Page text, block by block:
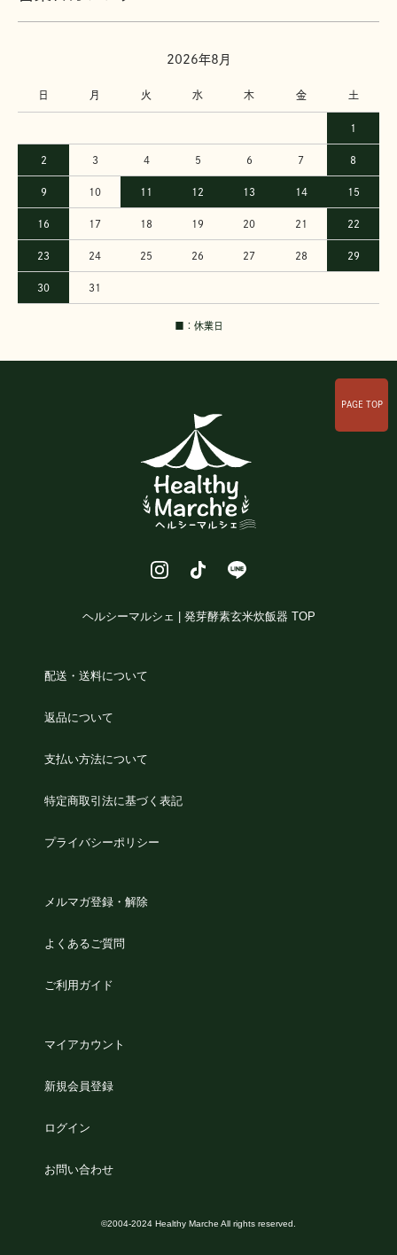
2026年8月
日 月 火 水 木 金 土
1
2 3 4 5 6 7 8
9 10 11 12 13 14 15
16 17 18 19 20 21 22
23 24 25 26 27 28 29
30 31
■：休業日
PAGE TOP
ヘルシーマルシェ | 発芽酵素玄米炊飯器 TOP
配送・送料について
返品について
支払い方法について
特定商取引法に基づく表記
プライバシーポリシー
メルマガ登録・解除
よくあるご質問
ご利用ガイド
マイアカウント
新規会員登録
ログイン
お問い合わせ
©2004-2024 Healthy Marche All rights reserved.